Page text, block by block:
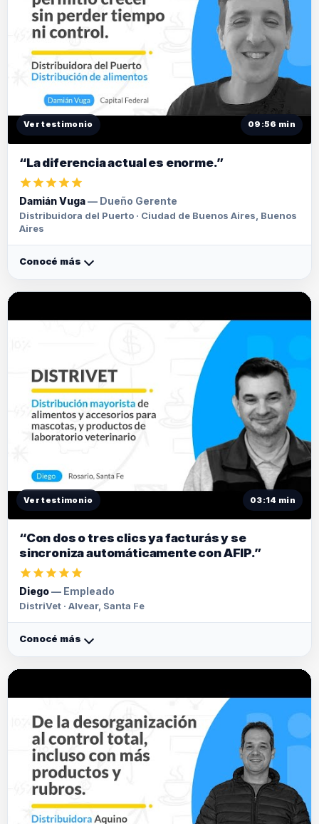
Ver testimonio 09:56 min
“La diferencia actual es enorme.”
Damián Vuga— Dueño Gerente
Distribuidora del Puerto · Ciudad de Buenos Aires, Buenos
Aires
Conocé más
Ver testimonio 03:14 min
“Con dos o tres clics ya facturás y se
sincroniza automáticamente con AFIP.”
Diego— Empleado
DistriVet · Alvear, Santa Fe
Conocé más